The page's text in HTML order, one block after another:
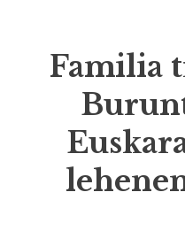
Familia